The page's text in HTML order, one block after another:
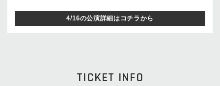
4/16の公演詳細はコチラから
TICKET INFO